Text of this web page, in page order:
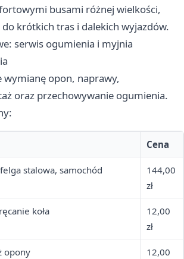
busami różnej wielkości,
krótkich tras i dalekich wyjazdów.
serwis ogumienia i myjnia
opon, naprawy,
oraz przechowywanie ogumienia.
Cena
stalowa, samochód
144,00
zł
koła
12,00
zł
opony
12,00